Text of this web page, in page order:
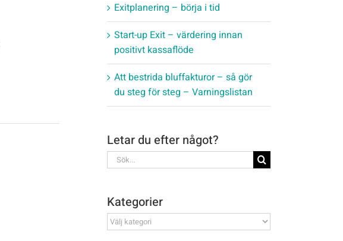
Exitplanering – börja i tid
Start-up Exit – värdering innan
positivt kassaflöde
Att bestrida bluffakturor – så gör
du steg för steg – Varningslistan
Letar du efter något?
Sök
efter:
Kategorier
Kategorier